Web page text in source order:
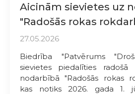
Aicinām sievietes uz
"Radošās rokas
27.05.2026
Biedrība "Patvērums
sievietes piedalīties radošā
nodarbībā "Radošās rokas
kas notiks 2026. gada 1.